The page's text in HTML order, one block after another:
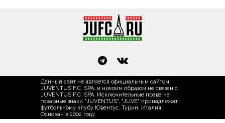
Данный сайт не является официальным сайтом
JUVENTUS F.C. SPA, и никоим образом не связан с
JUVENTUS F.C. SPA. Исключительные права на
товарные знаки "JUVENTUS", "JUVE" принадлежат
футбольному клубу Ювентус, Турин, Италия.
Основан в 2002 году.